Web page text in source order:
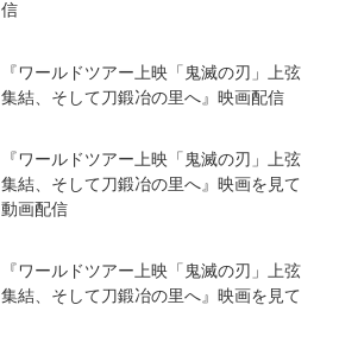
信
『ワールドツアー上映「鬼滅の刃」上弦
集結、そして刀鍛冶の里へ』映画配信
『ワールドツアー上映「鬼滅の刃」上弦
集結、そして刀鍛冶の里へ』映画を見て
動画配信
『ワールドツアー上映「鬼滅の刃」上弦
集結、そして刀鍛冶の里へ』映画を見て